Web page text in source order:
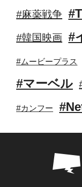
#麻薬戦争
#韓国映画 #
#ムービープラス
#マーベル
#カンフー